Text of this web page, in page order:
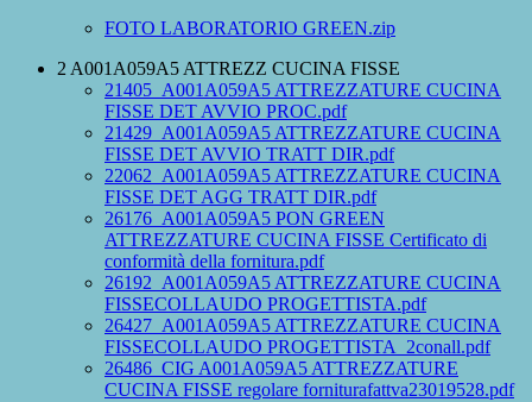
FOTO LABORATORIO GREEN.zip
2 A001A059A5 ATTREZZ CUCINA FISSE
21405_A001A059A5 ATTREZZATURE CUCINA
FISSE DET AVVIO PROC.pdf
21429_A001A059A5 ATTREZZATURE CUCINA
FISSE DET AVVIO TRATT DIR.pdf
22062_A001A059A5 ATTREZZATURE CUCINA
FISSE DET AGG TRATT DIR.pdf
26176_A001A059A5 PON GREEN
ATTREZZATURE CUCINA FISSE Certificato di
conformità della fornitura.pdf
26192_A001A059A5 ATTREZZATURE CUCINA
FISSECOLLAUDO PROGETTISTA.pdf
26427_A001A059A5 ATTREZZATURE CUCINA
FISSECOLLAUDO PROGETTISTA_2conall.pdf
26486_CIG A001A059A5 ATTREZZATURE
CUCINA FISSE regolare forniturafattva23019528.pdf